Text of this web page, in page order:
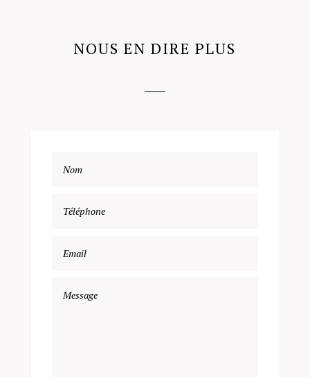
NOUS EN DIRE PLUS